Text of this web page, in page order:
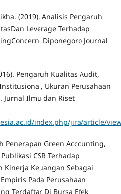
(2019). Analisis Pengaruh
Leverage Terhadap
Diponegoro Journal
Pengaruh Kualitas Audit,
Ukuran Perusahaan
Jurnal Ilmu dan Riset
index.php/jira/article/
Penerapan Green Accounting,
CSR Terhadap
Kinerja Keuangan Sebagai
Pada Perusahaan
Terdaftar Di Bursa Efek